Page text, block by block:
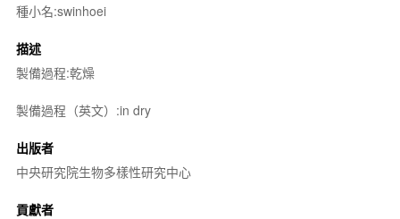
種小名:swinhoei
描述
製備過程:乾燥
製備過程（英文）:in dry
出版者
中央研究院生物多樣性研究中心
貢獻者